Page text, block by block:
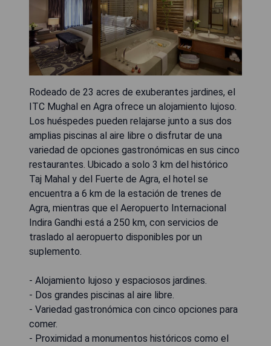
Rodeado de 23 acres de exuberantes jardines, el
ITC Mughal en Agra ofrece un alojamiento lujoso.
Los huéspedes pueden relajarse junto a sus dos
amplias piscinas al aire libre o disfrutar de una
variedad de opciones gastronómicas en sus cinco
restaurantes. Ubicado a solo 3 km del histórico
Taj Mahal y del Fuerte de Agra, el hotel se
encuentra a 6 km de la estación de trenes de
Agra, mientras que el Aeropuerto Internacional
Indira Gandhi está a 250 km, con servicios de
traslado al aeropuerto disponibles por un
suplemento.
- Alojamiento lujoso y espaciosos jardines.
- Dos grandes piscinas al aire libre.
- Variedad gastronómica con cinco opciones para
comer.
- Proximidad a monumentos históricos como el